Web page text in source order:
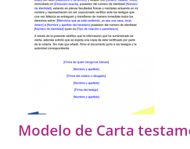
Modelo de Carta